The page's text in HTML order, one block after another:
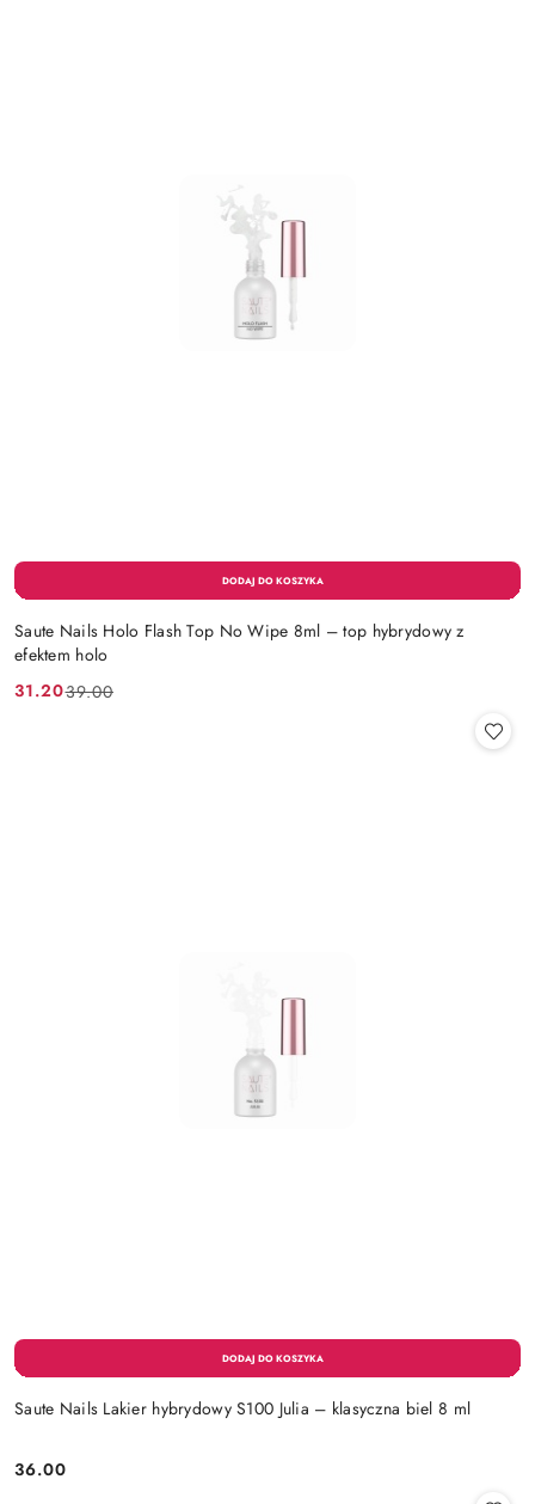
Saute Nails Holo Flash Top No Wipe 8ml – top hybrydowy z
efektem holo
Cena
31.20
Cena 39.00
Saute Nails Lakier hybrydowy S100 Julia – klasyczna biel 8 ml
Cena:
36.00